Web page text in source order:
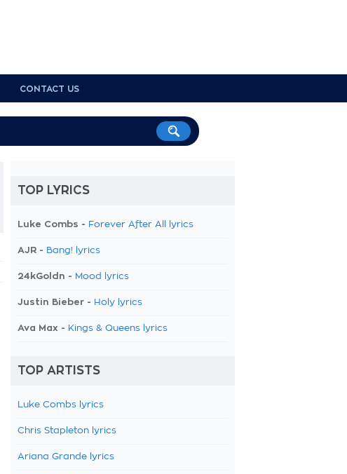
CONTACT US
TOP LYRICS
Luke Combs - Forever After All lyrics
AJR - Bang! lyrics
24kGoldn - Mood lyrics
Justin Bieber - Holy lyrics
Ava Max - Kings & Queens lyrics
TOP ARTISTS
Luke Combs lyrics
Chris Stapleton lyrics
Ariana Grande lyrics